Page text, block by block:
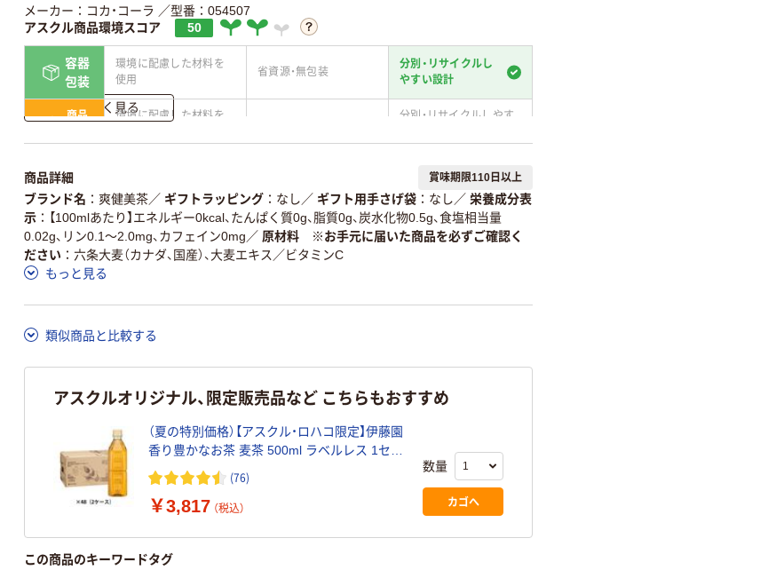
メーカー：コカ・コーラ ／型番：054507
アスクル商品環境スコア
50
容器
包装
環境に配慮した材料を
使用
省資源・無包装
分別・リサイクルし
やすい設計
商品
環境に配慮した材料を
分別・リサイクルしやす
仕組
この商品の環境配慮ポイントです。詳しくはページ下部の商品詳細「アスクル商品環境スコ
ア詳細／加点項目
」で確認できます。
詳しく見る
商品詳細 賞味期限110日以上
ブランド名 爽健美茶／ ギフトラッピング なし ／ ギフト用手さげ袋 なし ／ 栄養成分表
示
【100mlあたり】エネルギー0kcal、たんぱく質0g、脂質0g、炭水化物0.5g、食塩相当量
0.02g、リン0.1～2.0mg、カフェイン0mg ／ 原材料 ※お手元に届いた商品を必ずご確認く
ださい
六条大麦（カナダ、国産）、大麦エキス／ビタミンC
もっと見る
類似商品と比較する
アスクルオリジナル、限定販売品など こちらもおすすめ
（夏の特別価格）【アスクル・ロハコ限定】伊藤園
香り豊かなお茶 麦茶 500ml ラベルレス 1セッ
ト（48本） オリジナル
(76)
￥3,817 （税込）
数量
カゴへ
この商品のキーワードタグ